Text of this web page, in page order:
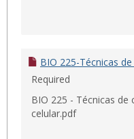
BIO 225-Técnicas
Required
BIO 225 - Técnicas de
celular.pdf